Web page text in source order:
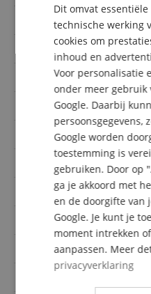
Oppervlakte
Fretboard
Cutaway
Top Massief
Elektronica
Dit omvat
technische werking
cookies om
inhoud en
Voor personalisatie
onder meer gebruik
Google. Daarbij
persoonsgegevens,
Google worden
toestemming is
gebruiken. Door op
ga je akkoord met
en de doorgifte van
Google. Je kunt je
moment intrekken
aanpassen. Meer
privacyverklaring